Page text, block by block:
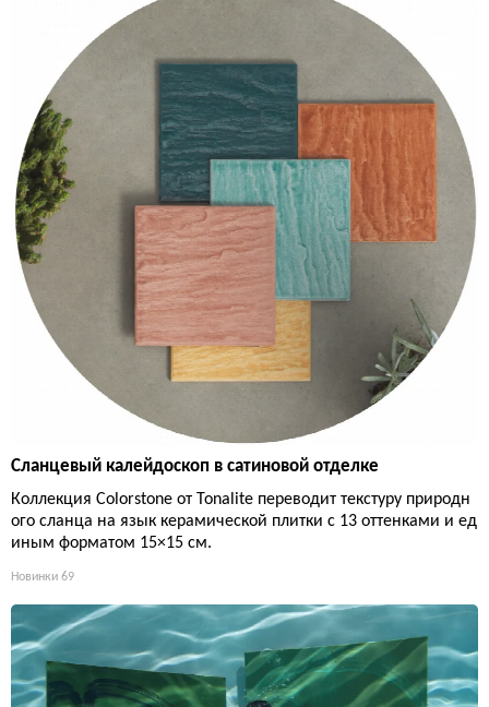
Сланцевый калейдоскоп в сатиновой отделке
Коллекция Colorstone от Tonalite переводит текстуру природн
ого сланца на язык керамической плитки с 13 оттенками и ед
иным форматом 15×15 см.
Новинки 69